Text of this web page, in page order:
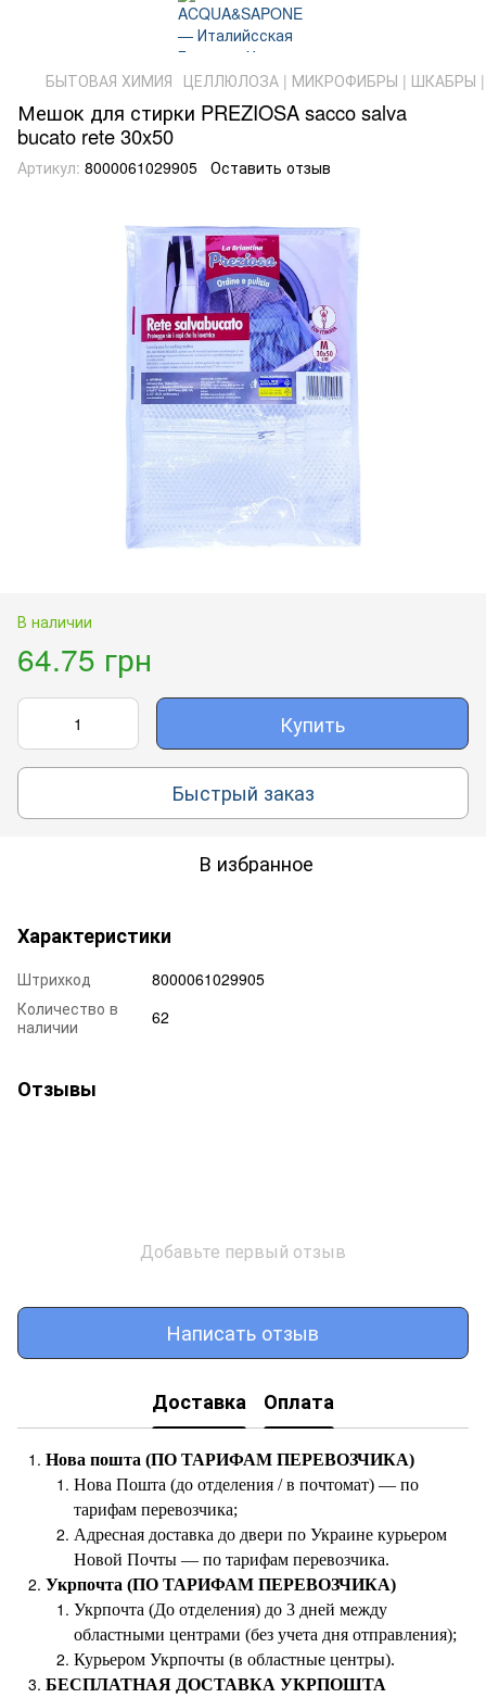
БЫТОВАЯ ХИМИЯ ЦЕЛЛЮЛОЗА | МИКРОФИБРЫ | ШКАБРЫ |
Мешок для стирки PREZIOSA sacco salva
bucato rete 30x50
Артикул: 8000061029905 Оставить отзыв
В наличии
64.75 грн
Купить
Быстрый заказ
В избранное
Характеристики
Штрихкод
8000061029905
Количество в
наличии
62
Отзывы
Добавьте первый отзыв
Написать отзыв
Доставка Оплата
Нова пошта (ПО ТАРИФАМ ПЕРЕВОЗЧИКА)
Нова Пошта (до отделения / в почтомат) — по
тарифам перевозчика;
Адресная доставка до двери по Украине курьером
Новой Почты — по тарифам перевозчика.
Укрпочта (ПО ТАРИФАМ ПЕРЕВОЗЧИКА)
Укрпочта (До отделения) до 3 дней между
областными центрами (без учета дня отправления);
Курьером Укрпочты (в областные центры).
БЕСПЛАТНАЯ ДОСТАВКА УКРПОШТА